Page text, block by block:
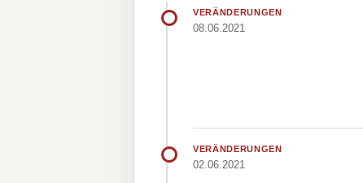
VERÄNDERUNGEN
08.06.2021
VERÄNDERUNGEN
02.06.2021